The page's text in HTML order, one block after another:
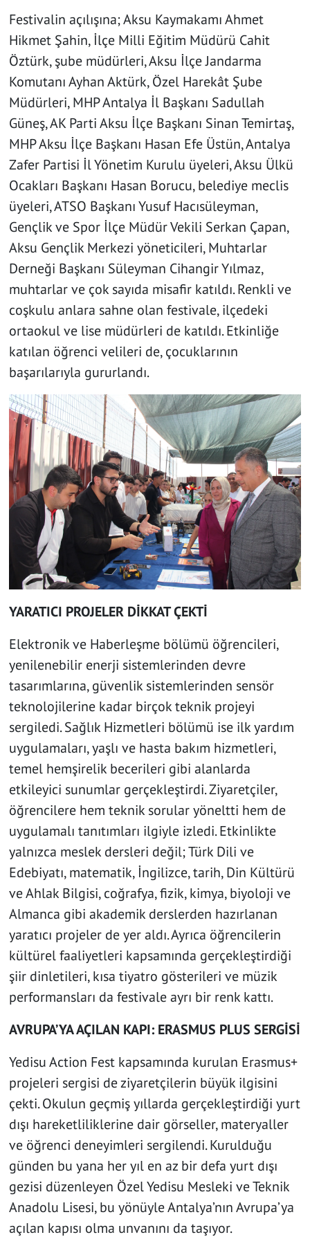
Festivalin açılışına; Aksu Kaymakamı Ahmet
Hikmet Şahin, İlçe Milli Eğitim Müdürü Cahit
Öztürk, şube müdürleri, Aksu İlçe Jandarma
Komutanı Ayhan Aktürk, Özel Harekât Şube
Müdürleri, MHP Antalya İl Başkanı Sadullah
Güneş, AK Parti Aksu İlçe Başkanı Sinan Temirtaş,
MHP Aksu İlçe Başkanı Hasan Efe Üstün, Antalya
Zafer Partisi İl Yönetim Kurulu üyeleri, Aksu Ülkü
Ocakları Başkanı Hasan Borucu, belediye meclis
üyeleri, ATSO Başkanı Yusuf Hacısüleyman,
Gençlik ve Spor İlçe Müdür Vekili Serkan Çapan,
Aksu Gençlik Merkezi yöneticileri, Muhtarlar
Derneği Başkanı Süleyman Cihangir Yılmaz,
muhtarlar ve çok sayıda misafir katıldı. Renkli ve
coşkulu anlara sahne olan festivale, ilçedeki
ortaokul ve lise müdürleri de katıldı. Etkinliğe
katılan öğrenci velileri de, çocuklarının
başarılarıyla gururlandı.
YARATICI PROJELER DİKKAT ÇEKTİ
Elektronik ve Haberleşme bölümü öğrencileri,
yenilenebilir enerji sistemlerinden devre
tasarımlarına, güvenlik sistemlerinden sensör
teknolojilerine kadar birçok teknik projeyi
sergiledi. Sağlık Hizmetleri bölümü ise ilk yardım
uygulamaları, yaşlı ve hasta bakım hizmetleri,
temel hemşirelik becerileri gibi alanlarda
etkileyici sunumlar gerçekleştirdi. Ziyaretçiler,
öğrencilere hem teknik sorular yöneltti hem de
uygulamalı tanıtımları ilgiyle izledi. Etkinlikte
yalnızca meslek dersleri değil; Türk Dili ve
Edebiyatı, matematik, İngilizce, tarih, Din Kültürü
ve Ahlak Bilgisi, coğrafya, fizik, kimya, biyoloji ve
Almanca gibi akademik derslerden hazırlanan
yaratıcı projeler de yer aldı. Ayrıca öğrencilerin
kültürel faaliyetleri kapsamında gerçekleştirdiği
şiir dinletileri, kısa tiyatro gösterileri ve müzik
performansları da festivale ayrı bir renk kattı.
AVRUPA’YA AÇILAN KAPI: ERASMUS PLUS SERGİSİ
Yedisu Action Fest kapsamında kurulan Erasmus+
projeleri sergisi de ziyaretçilerin büyük ilgisini
çekti. Okulun geçmiş yıllarda gerçekleştirdiği yurt
dışı hareketliliklerine dair görseller, materyaller
ve öğrenci deneyimleri sergilendi. Kurulduğu
günden bu yana her yıl en az bir defa yurt dışı
gezisi düzenleyen Özel Yedisu Mesleki ve Teknik
Anadolu Lisesi, bu yönüyle Antalya’nın Avrupa’ya
açılan kapısı olma unvanını da taşıyor.